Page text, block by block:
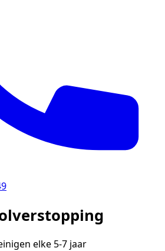
elke 5-7 jaar